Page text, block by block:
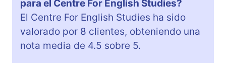
para el Centre For English Studies?
El Centre For English Studies ha sido
valorado por 8 clientes, obteniendo una
nota media de 4.5 sobre 5.